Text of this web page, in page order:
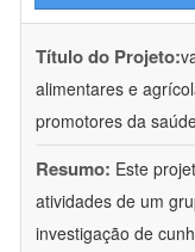
Título do Projeto:
alimentares e
promotores da
Resumo: Este
atividades de um
investigação de